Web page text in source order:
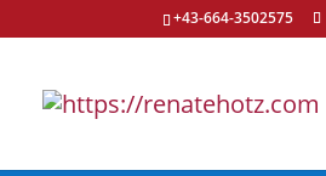
+43-664-3502575